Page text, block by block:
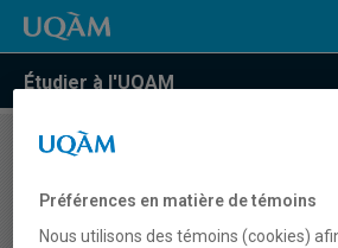
Étudier à l'UQAM
COURS//
tourisme
Préférences en matière de témoins
Nous utilisons des témoins (cookies)